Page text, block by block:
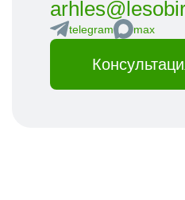
telegram max